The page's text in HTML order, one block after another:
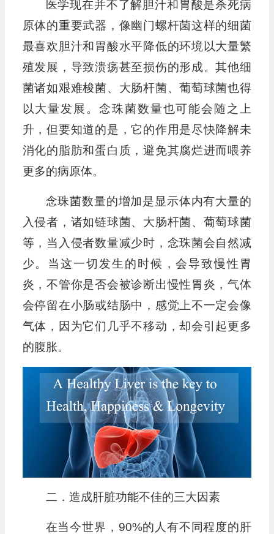
医学现在并不了解胆汁和胃酸是杀死病
原体的重要武器，像幽门螺杆菌这样的细菌
最喜欢胆汁和胃酸水平降低的环境以大量繁
殖发展，导致溃疡甚至损伤的形成。其他细
菌诸如艰难梭菌、大肠杆菌、葡萄球菌也得
以大量发展。念珠菌数量也可能会随之上
升，但要知道的是，它的作用是尽快降解未
消化的脂肪和蛋白质，避免其腐烂进而喂养
更多的病原体。
念珠菌数量的增加是显示体内有大量的
入侵者，诸如链球菌、大肠杆菌、葡萄球菌
等，当入侵者数量减少时，念珠菌会自然减
少。当这一切发生的时候，会导致慢性胃
炎，不管你是否会被诊断出慢性胃炎，气体
会停留在小肠或结肠中，感觉上不一定会像
气体，因为它们几乎不移动，却会引起更多
的腹胀。
二．造成肝脏功能不佳的三大因素
在当今世界，90%的人有不同程度的肝